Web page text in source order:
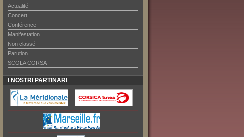
Actualité
Concert
Conférence
Manifestation
Non classé
Parution
SCOLA CORSA
I NOSTRI PARTINARI